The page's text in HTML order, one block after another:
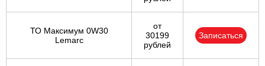
ТО Максимум 0W30
Lemarc
от
30199
рублей
Записаться